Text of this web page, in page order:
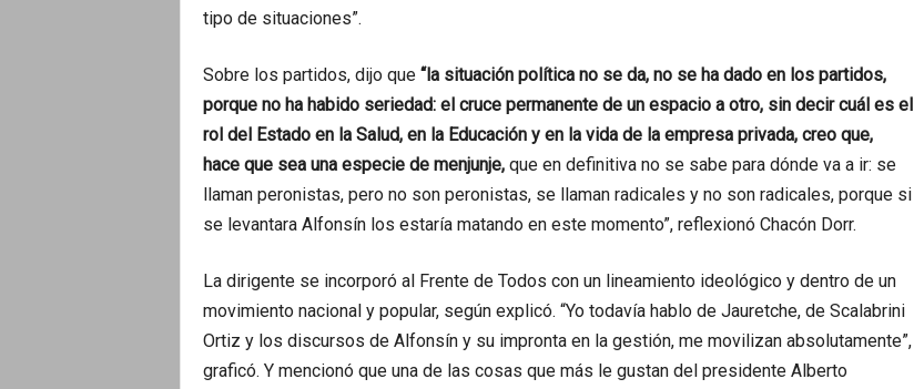
tipo de situaciones”.
Sobre los partidos, dijo que “la situación política no se da, no se ha dado en los partidos,
porque no ha habido seriedad: el cruce permanente de un espacio a otro, sin decir cuál es el
rol del Estado en la Salud, en la Educación y en la vida de la empresa privada, creo que,
hace que sea una especie de menjunje,que en definitiva no se sabe para dónde va a ir: se
llaman peronistas, pero no son peronistas, se llaman radicales y no son radicales, porque si
se levantara Alfonsín los estaría matando en este momento”, reflexionó Chacón Dorr.
La dirigente se incorporó al Frente de Todos con un lineamiento ideológico y dentro de un
movimiento nacional y popular, según explicó. “Yo todavía hablo de Jauretche, de Scalabrini
Ortiz y los discursos de Alfonsín y su impronta en la gestión, me movilizan absolutamente”,
graficó. Y mencionó que una de las cosas que más le gustan del presidente Alberto